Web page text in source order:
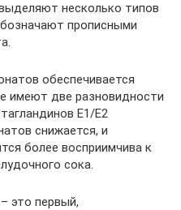
несколько типов
прописными
обеспечивается
имеют две разновидности
Е1/Е2
снижается, и
более восприимчива к
сока.
это первый,